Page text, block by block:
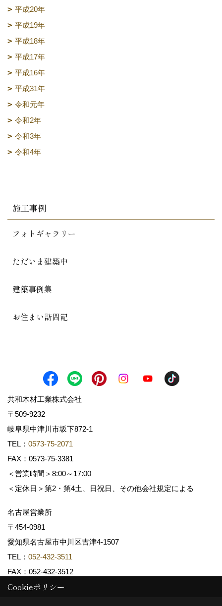
平成20年
平成19年
平成18年
平成17年
平成16年
平成31年
令和元年
令和2年
令和3年
令和4年
施工事例
フォトギャラリー
ただいま建築中
建築事例集
お住まい訪問記
共和木材工業株式会社
〒509-9232
岐阜県中津川市坂下872‐1
TEL： 0573-75-2071
FAX：0573-75-3381
＜営業時間＞8:00～17:00
＜定休日＞第2・第4土、日祝日、その他会社規定による
名古屋営業所
〒454-0981
愛知県名古屋市中川区吉津4-1507
TEL： 052-432-3511
FAX：052-432-3512
Cookieポリシー